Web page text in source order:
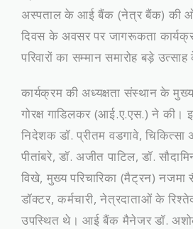
अस्पताल के आई बैंक (नेत्र बैंक) की
दिवस के अवसर पर जागरूकता
परिवारों का सम्मान समारोह बड़े
कार्यक्रम की अध्यक्षता संस्थान के मुख्य
गोरक्ष गाडिलकर (आई.ए.एस.) ने की।
निदेशक डॉ. प्रीतम वडगावे, चिकित्सा
पीतांबरे, डॉ. अजीत पाटिल, डॉ.
विखे, मुख्य परिचारिका (मैट्रन)
डॉक्टर, कर्मचारी, नेत्रदाताओं के
उपस्थित थे। आई बैंक मैनेजर डॉ.